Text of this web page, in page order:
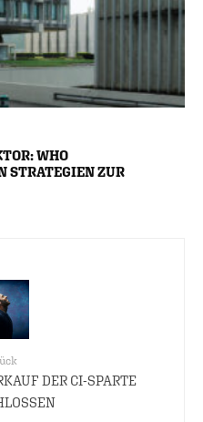
WHO
STRATEGIEN ZUR
DER CI-SPARTE